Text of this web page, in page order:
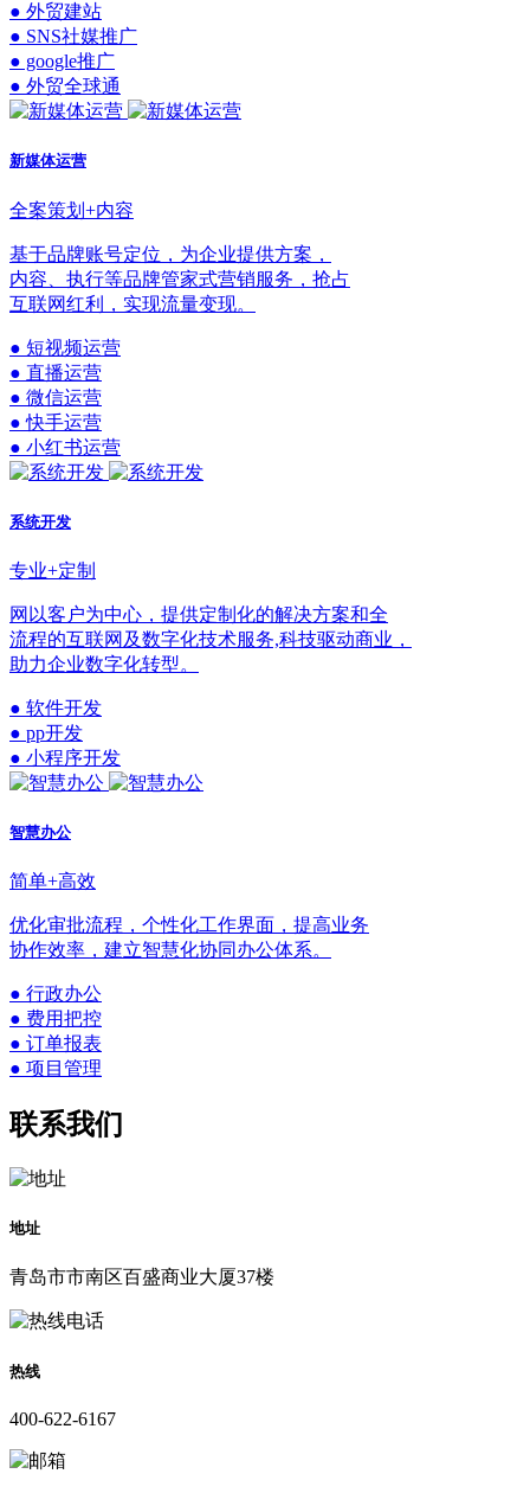
● 外贸建站
● SNS社媒推广
● google推广
● 外贸全球通
新媒体运营
全案策划+内容
基于品牌账号定位，为企业提供方案，
内容、执行等品牌管家式营销服务，抢占
互联网红利，实现流量变现。
● 短视频运营
● 直播运营
● 微信运营
● 快手运营
● 小红书运营
系统开发
专业+定制
网以客户为中心，提供定制化的解决方案和全
流程的互联网及数字化技术服务,科技驱动商业，
助力企业数字化转型。
● 软件开发
● pp开发
● 小程序开发
智慧办公
简单+高效
优化审批流程，个性化工作界面，提高业务
协作效率，建立智慧化协同办公体系。
● 行政办公
● 费用把控
● 订单报表
● 项目管理
联系我们
地址
青岛市市南区百盛商业大厦37楼
热线
400-622-6167